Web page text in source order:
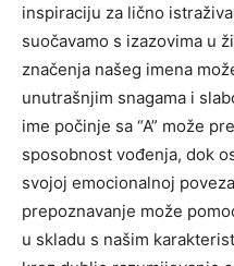
inspiraciju za lično
suočavamo s izazovima u
značenja našeg imena
unutrašnjim snagama i
ime počinje sa “A” može
sposobnost vođenja, dok
svojoj emocionalnoj
prepoznavanje može
u skladu s našim